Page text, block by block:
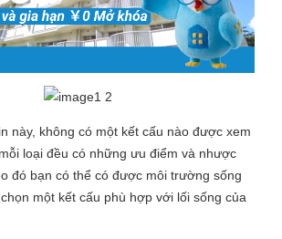
này, không có một kết cấu nào được xem
loại đều có những ưu điểm và nhược
đó bạn có thể có được môi trường sống
một kết cấu phù hợp với lối sống của